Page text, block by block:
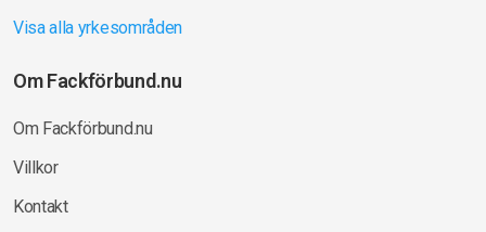
Visa alla yrkesområden
Om Fackförbund.nu
Om Fackförbund.nu
Villkor
Kontakt